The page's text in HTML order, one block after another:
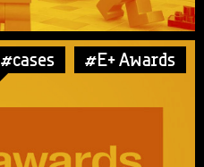
#cases #E+ Awards